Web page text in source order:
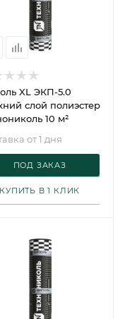
XL ЭКП-5.0
слой полиэстер
10 м²
от 1 дня
ПОД ЗАКАЗ
КУПИТЬ В 1 КЛИК